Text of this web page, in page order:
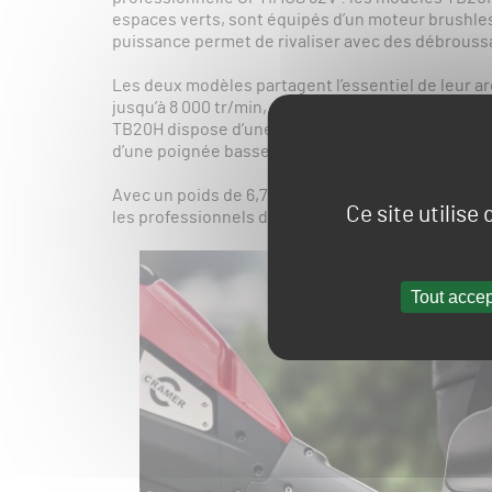
Ce site utilise
Tout
espaces verts, sont équipés d’un moteur
puissance permet de rivaliser avec des
Les deux modèles partagent l’essentiel de
jusqu’à 8 000 tr/min, équipements de coupe
TB20H dispose d’une poignée double haute et
d’une poignée basse.
Avec un poids de 6,7 kg pour le TB20H et 6,35
les professionnels du jardinage et de l’entretien